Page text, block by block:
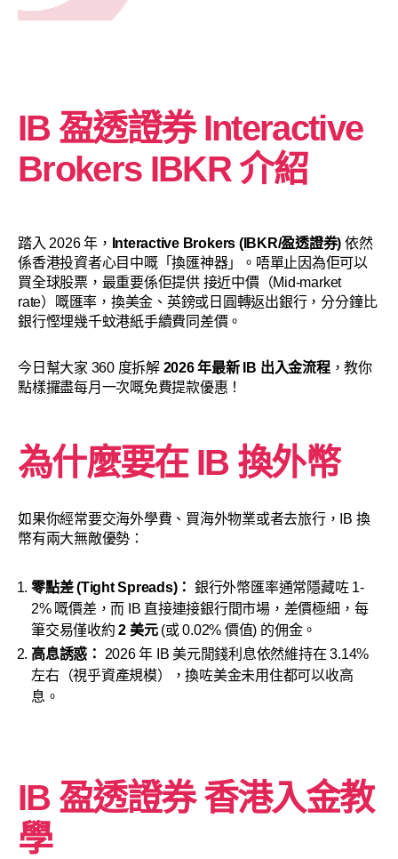
IB 盈透證券 Interactive
Brokers IBKR 介紹
踏入 2026 年， Interactive Brokers (IBKR/盈透證券) 依然
係香港投資者心目中嘅「換匯神器」。唔單止因為佢可以
買全球股票，最重要係佢提供 接近中價（Mid-market
rate）嘅匯率，換美金、英鎊或日圓轉返出銀行，分分鐘比
銀行慳埋幾千蚊港紙手續費同差價。
今日幫大家 360 度拆解 2026 年最新 IB 出入金流程，教你
點樣攞盡每月一次嘅免費提款優惠！
為什麼要在 IB 換外幣
如果你經常要交海外學費、買海外物業或者去旅行，IB 換
幣有兩大無敵優勢：
零點差 (Tight Spreads)： 銀行外幣匯率通常隱藏咗 1-
2% 嘅價差，而 IB 直接連接銀行間市場，差價極細，每
筆交易僅收約2 美元(或 0.02% 價值) 的佣金。
高息誘惑：
2026 年 IB 美元閒錢利息依然維持在 3.14%
左右（視乎資產規模），換咗美金未用住都可以收高
息。
IB 盈透證券 香港入金教
學